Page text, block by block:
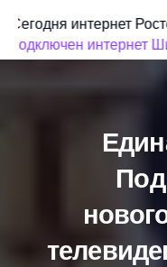
Сегодня интернет
подключен интернет